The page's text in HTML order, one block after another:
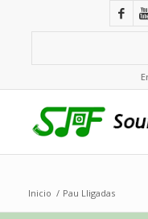
Inicio / Pau Lligadas